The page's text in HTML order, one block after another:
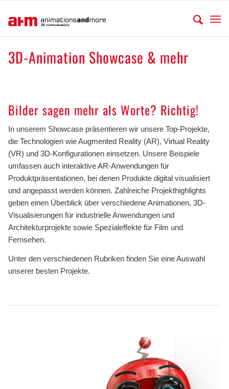
3D-Animation Showcase & mehr
Bilder sagen mehr als Worte? Richtig!
In unserem Showcase präsentieren wir unsere Top-Projekte,
die Technologien wie Augmented Reality (AR), Virtual Reality
(VR) und 3D-Konfigurationen einsetzen. Unsere Beispiele
umfassen auch interaktive AR-Anwendungen für
Produktpräsentationen, bei denen Produkte digital visualisiert
und angepasst werden können. Zahlreiche Projekthighlights
geben einen Überblick über verschiedene Animationen, 3D-
Visualisierungen für industrielle Anwendungen und
Architekturprojekte sowie Spezialeffekte für Film und
Fernsehen.
Unter den verschiedenen Rubriken finden Sie eine Auswahl
unserer besten Projekte.